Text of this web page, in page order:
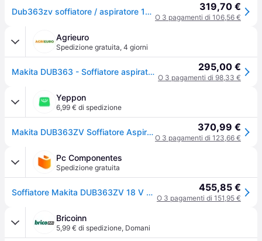
Dub363zv soffiatore / aspiratore 18 v 319,70 €
O 3 pagamenti di 106,56 €
Agrieuro
Spedizione gratuita, 4 giorni
Makita DUB363 - Soffiatore aspiratore a batteria - SENZA BATTERIE E CARICABATTERIE 295,00 €
O 3 pagamenti di 98,33 €
Yeppon
6,99 € di spedizione
Makita DUB363ZV Soffiatore Aspiratore a Batteria 36V (2x18V) Motore Brushless Sacco 50 L Tecnologia XPT colore Blu Nero 370,99 €
O 3 pagamenti di 123,66 €
Pc Componentes
Spedizione gratuita
Soffiatore Makita DUB363ZV 18 V 860 W cordless nero blu 455,85 €
O 3 pagamenti di 151,95 €
Bricoinn
5,99 € di spedizione, Domani